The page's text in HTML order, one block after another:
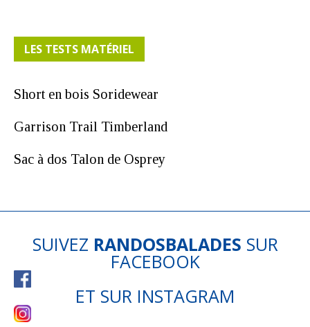
LES TESTS MATÉRIEL
Short en bois Soridewear
Garrison Trail Timberland
Sac à dos Talon de Osprey
SUIVEZ RANDOSBALADES SUR
FACEBOOK
ET SUR INSTAGRAM